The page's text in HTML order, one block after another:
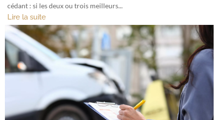
cédant : si les deux ou trois meilleurs...
Lire la suite